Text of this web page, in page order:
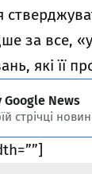
за все,
які її
Google News
стрічці новин